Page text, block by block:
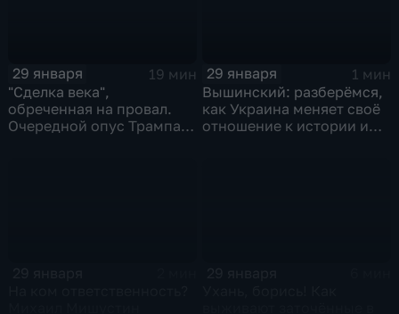
29 января
19 мин
"Сделка века",
обреченная на провал.
Очередной опус Трампа.
29 января
1 мин
Вышинский: разберёмся,
как Украина меняет своё
отношение к истории и